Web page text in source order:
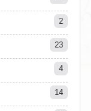
2
23
4
14